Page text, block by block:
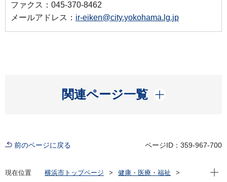
ファクス：045-370-8462
メールアドレス： ir-eiken@city.yokohama.lg.jp
関連ページ一覧
開く
前のページに戻る ページID：359-967-700
現在位置 横浜市トップページ
健康・医療・福祉
現在